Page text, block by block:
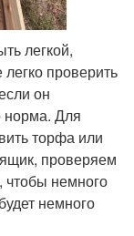
легкой,
проверить
он
норма. Для
торфа или
проверяем
чтобы немного
немного